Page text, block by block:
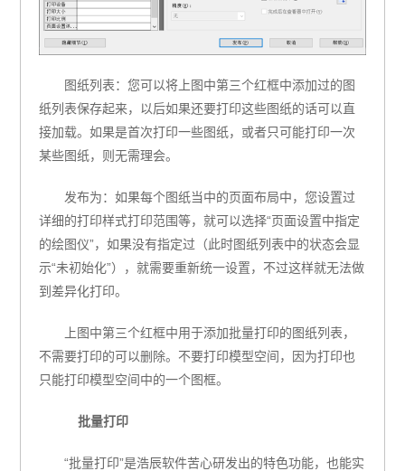
图纸列表：您可以将上图中第三个红框中添加过的图
纸列表保存起来，以后如果还要打印这些图纸的话可以直
接加载。如果是首次打印一些图纸，或者只可能打印一次
某些图纸，则无需理会。
发布为：如果每个图纸当中的页面布局中，您设置过
详细的打印样式打印范围等，就可以选择“页面设置中指定
的绘图仪”，如果没有指定过（此时图纸列表中的状态会显
示“未初始化”），就需要重新统一设置，不过这样就无法做
到差异化打印。
上图中第三个红框中用于添加批量打印的图纸列表，
不需要打印的可以删除。不要打印模型空间，因为打印也
只能打印模型空间中的一个图框。
批量打印
“批量打印”是浩辰软件苦心研发出的特色功能，也能实